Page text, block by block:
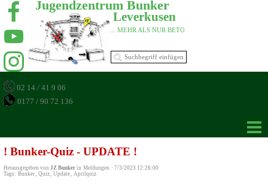
Jugendzentrum Bunker
... MEHR ALS NUR BETON
02 14 / 41 9 06
0177 / 90 72 136
Leverkusen
! Bunker-Quiz - UPDATE !
Herausgegeben von JZ Bunker in Meldungen · 7/3/2023 12:26:00
Tags: Bunker, Quiz, Update, Aprilquiz